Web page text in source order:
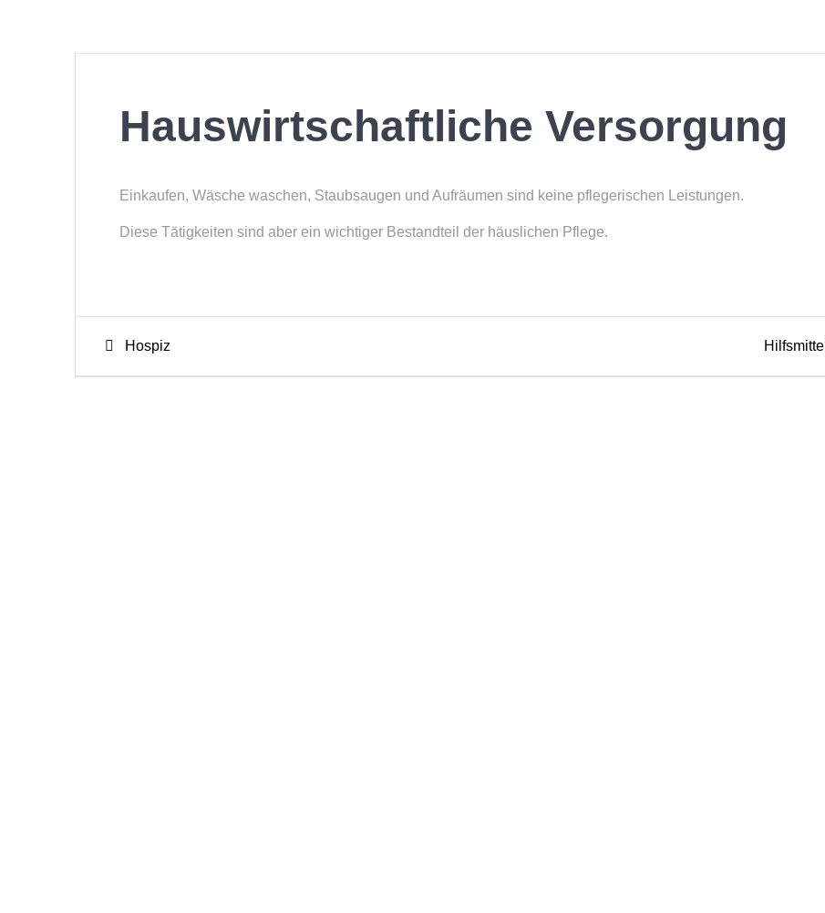
Hauswirtschaftliche Versorgung
Einkaufen, Wäsche waschen, Staubsaugen und Aufräumen sind keine pflegerischen Leistungen.
Diese Tätigkeiten sind aber ein wichtiger Bestandteil der häuslichen Pflege.
Beitragsnavigation
Previous
Hospiz
Next
Hilfsmittel